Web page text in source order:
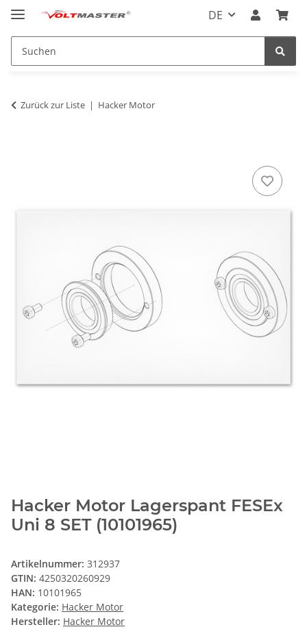
DE
Zurück zur Liste Hacker Motor
Hacker Motor Lagerspant FESEx
Uni 8 SET (10101965)
Artikelnummer: 312937
GTIN: 4250320260929
HAN: 10101965
Kategorie: Hacker Motor
Hersteller: Hacker Motor